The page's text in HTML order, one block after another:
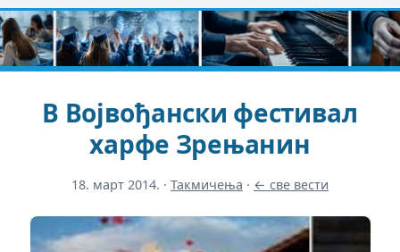
В Војвођански фестивал
харфе Зрењанин
18. март 2014. · Такмичења · ← све вести